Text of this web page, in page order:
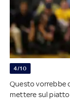
4/10
Questo vorrebbe
mettere sul piatto